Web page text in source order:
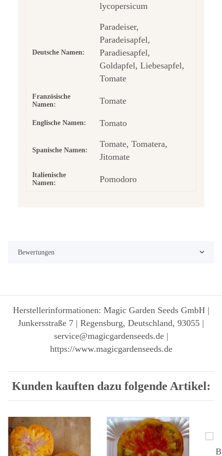
lycopersicum
Deutsche Namen:
Paradeiser,
Paradeisapfel,
Paradiesapfel,
Goldapfel, Liebesapfel,
Tomate
Französische
Namen:
Tomate
Englische Namen: Tomato
Spanische Namen:
Tomate, Tomatera,
Jitomate
Italienische
Namen:
Pomodoro
Bewertungen
Herstellerinformationen: Magic Garden Seeds GmbH |
Junkersstraße 7 | Regensburg, Deutschland, 93055 |
service@magicgardenseeds.de |
https://www.magicgardenseeds.de
Kunden kauften dazu folgende Artikel: